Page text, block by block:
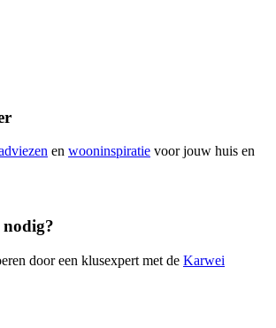
en wooninspiratie voor jouw huis en
door een klusexpert met de Karwei